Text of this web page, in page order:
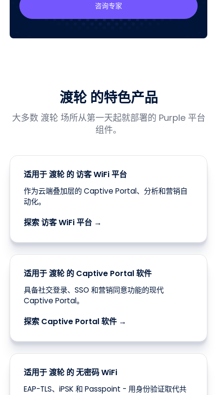
咨询专家
渡轮 的特色产品
大多数 渡轮 场所从第一天起就部署的 Purple 平台
组件。
适用于 渡轮 的 访客 WiFi 平台
作为云端叠加层的 Captive Portal、分析和营销自
动化。
探索 访客 WiFi 平台 →
适用于 渡轮 的 Captive Portal 软件
具备社交登录、SSO 和营销同意功能的现代
Captive Portal。
探索 Captive Portal 软件 →
适用于 渡轮 的 无密码 WiFi
EAP-TLS、iPSK 和 Passpoint - 用身份验证取代共